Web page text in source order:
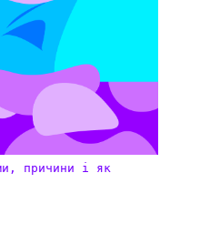
причини і як